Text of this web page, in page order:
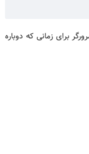
برای زمانی که دوباره